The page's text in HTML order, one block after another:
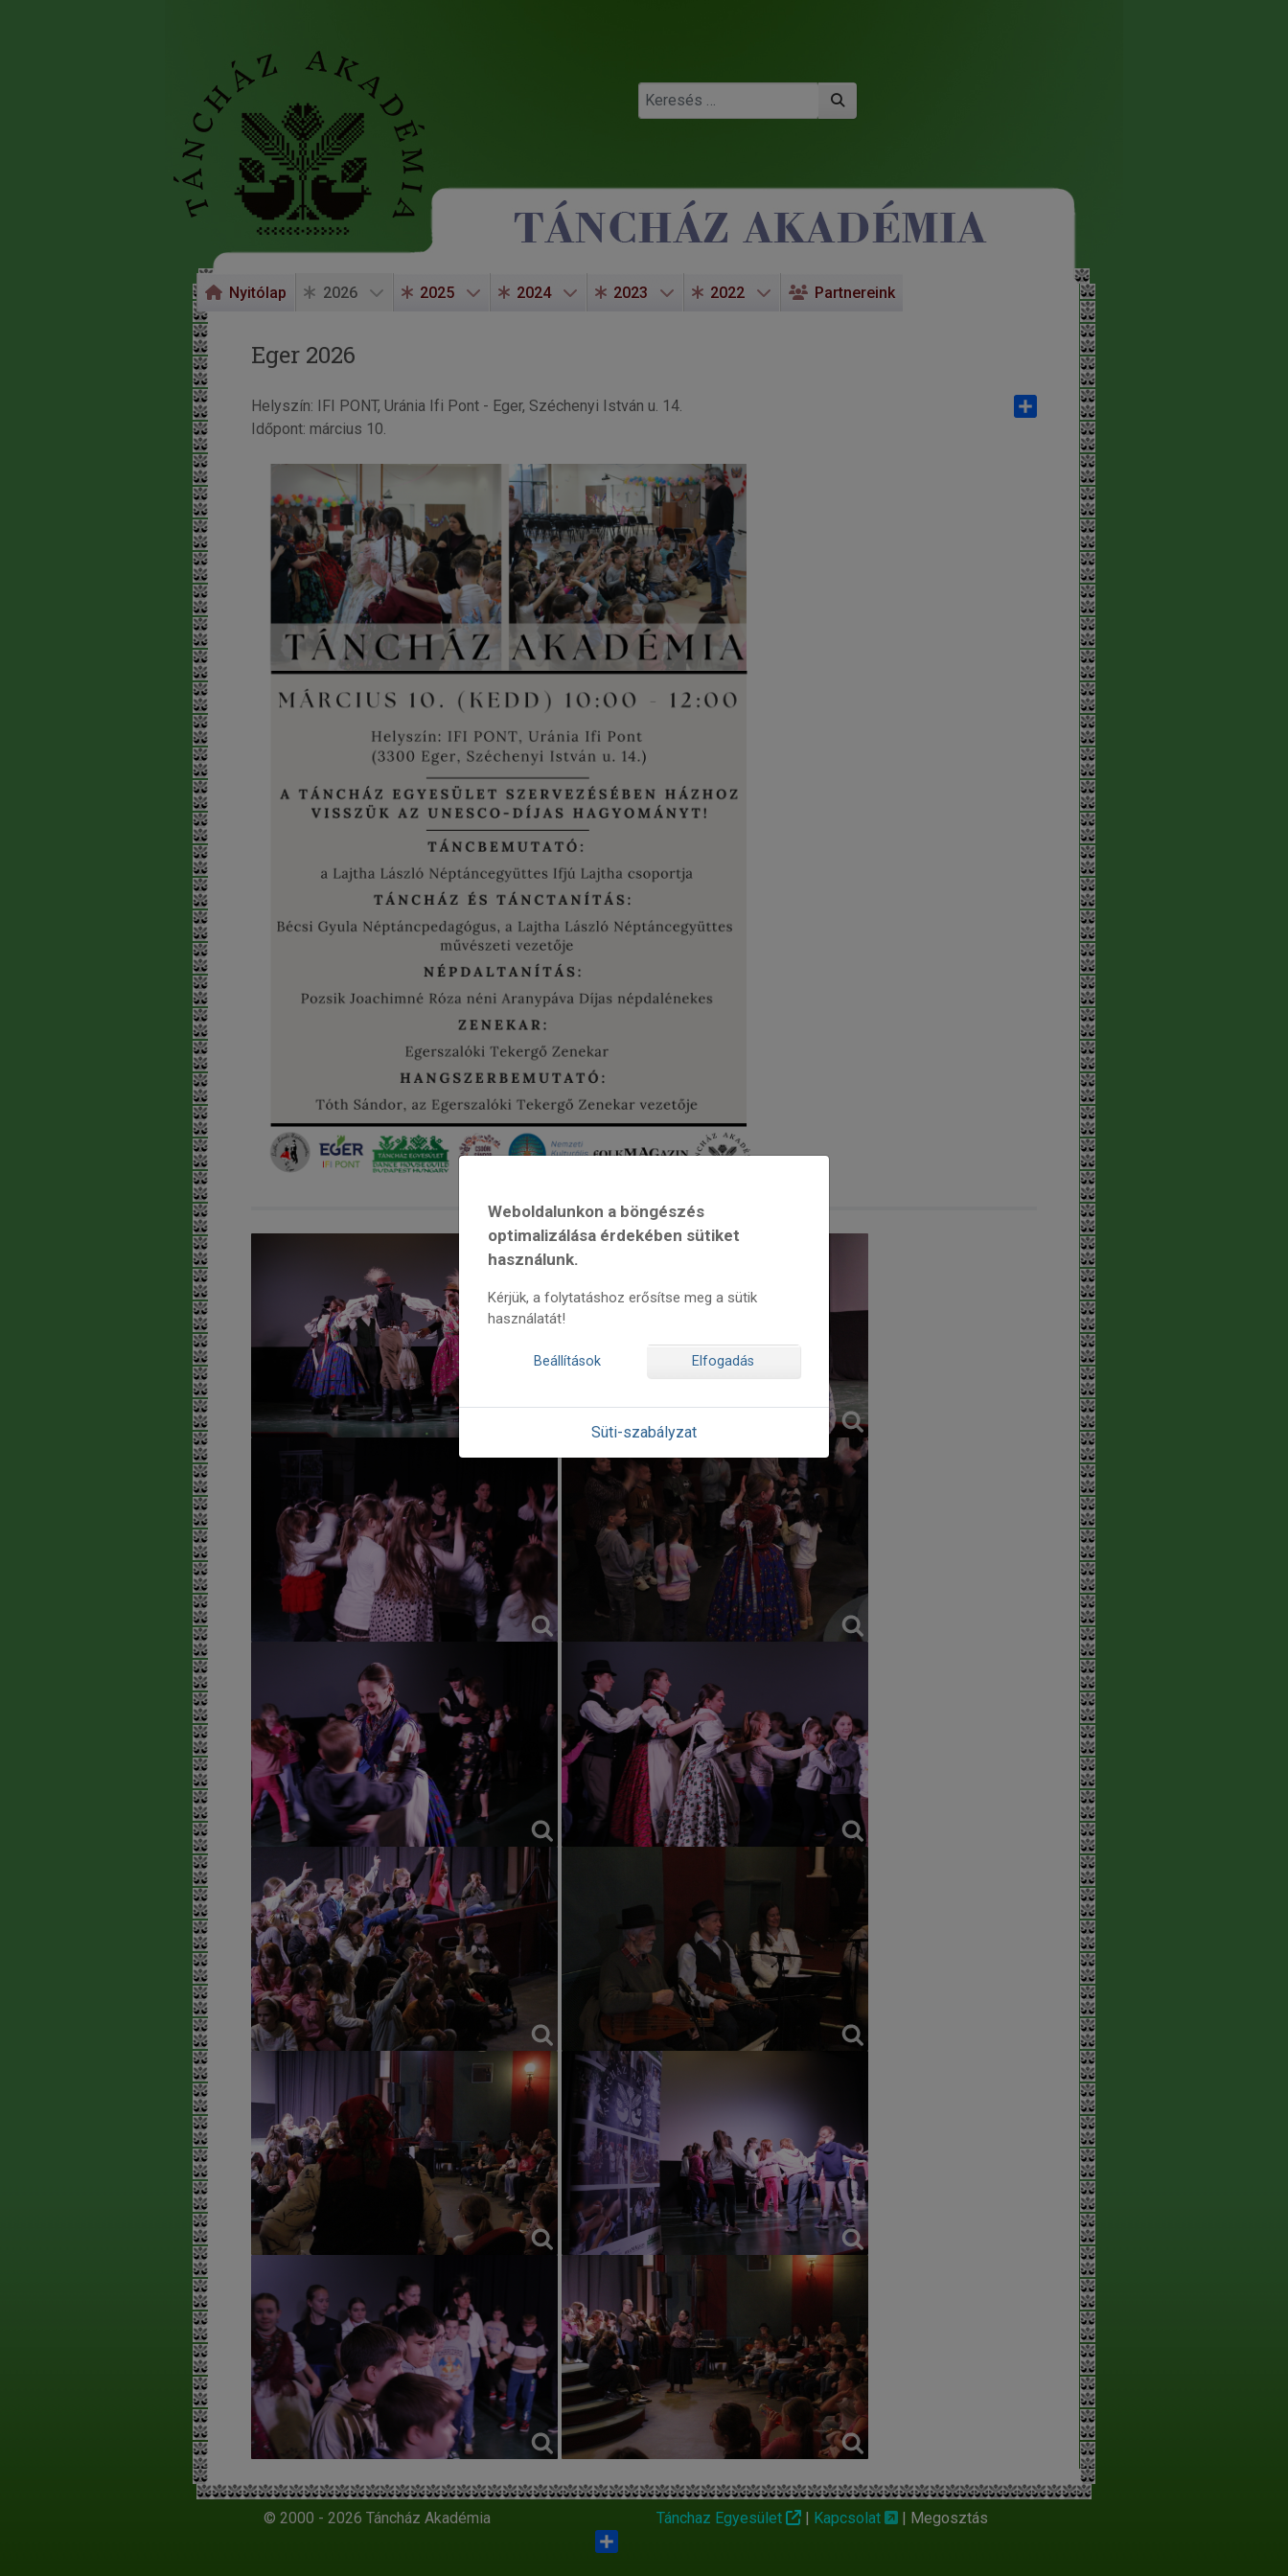
Nyitólap 2026 2025 2024 2023 2022 Partnereink
Weboldalunkon a böngészés
optimalizálása érdekében sütiket
használunk.
Kérjük, a folytatáshoz erősítse meg a sütik
használatát!
Beállítások Elfogadás
Süti-szabályzat
Eger 2026
Helyszín: IFI PONT, Uránia Ifi Pont - Eger, Széchenyi István u. 14.
Időpont: március 10.
© 2000 - 2026 Táncház Akadémia Tánchaz Egyesület | Kapcsolat Megosztás